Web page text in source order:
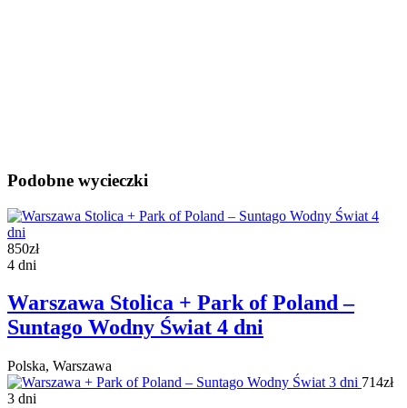
Podobne wycieczki
850zł
4 dni
Warszawa Stolica + Park of Poland –
Suntago Wodny Świat 4 dni
Polska, Warszawa
714zł
3 dni